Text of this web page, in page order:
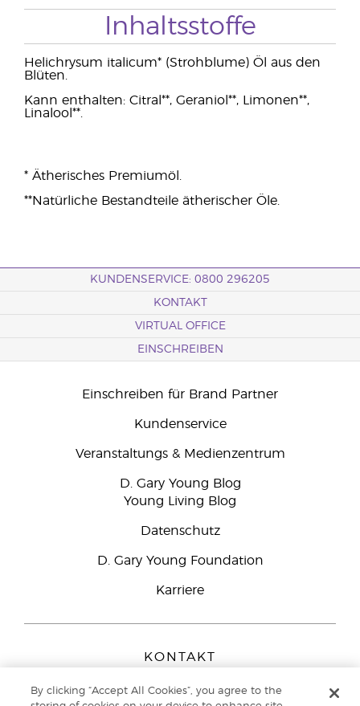
Inhaltsstoffe
Helichrysum italicum* (Strohblume) Öl aus den
Blüten.
Kann enthalten: Citral**, Geraniol**, Limonen**,
Linalool**.
* Ätherisches Premiumöl.
**Natürliche Bestandteile ätherischer Öle.
KUNDENSERVICE: 0800 296205
KONTAKT
VIRTUAL OFFICE
EINSCHREIBEN
Einschreiben für Brand Partner
Kundenservice
Veranstaltungs & Medienzentrum
D. Gary Young Blog
Young Living Blog
Datenschutz
D. Gary Young Foundation
Karriere
KONTAKT
Peizerweg 97
By clicking “Accept All Cookies”, you agree to the